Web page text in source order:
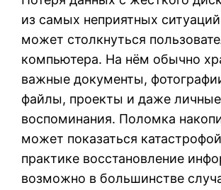
из самых неприятных
может столкнуться
компьютера. На нём обычно
важные документы,
файлы, проекты и даже личные
воспоминания. Поломка
может показаться
практике восстановление
возможно в большинстве